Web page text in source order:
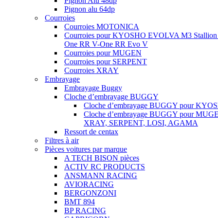
Pignon alu 64dp
Courroies
Courroies MOTONICA
Courroies pour KYOSHO EVOLVA M3
One RR V-One RR Evo V
Courroies pour MUGEN
Courroies pour SERPENT
Courroies XRAY
Embrayage
Embrayage Buggy
Cloche d’embrayage BUGGY
Cloche d’embrayage BUGGY pour
Cloche d’embrayage BUGGY pour
XRAY, SERPENT, LOSI, AGAMA
Ressort de centax
Filtres à air
Pièces voitures par marque
A TECH BISON pièces
ACTIV RC PRODUCTS
ANSMANN RACING
AVIORACING
BERGONZONI
BMT 894
BP RACING